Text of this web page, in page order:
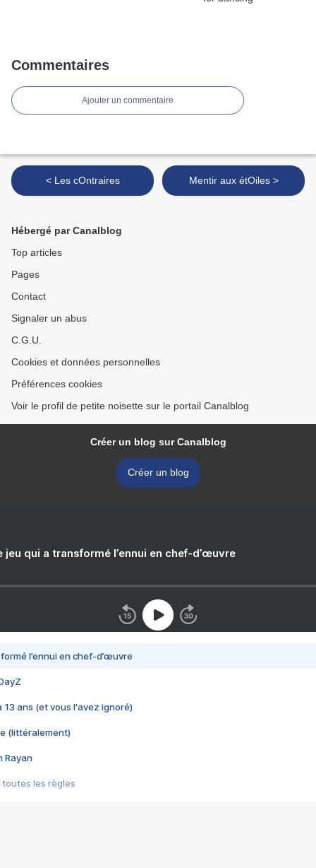
Commentaires
Ajouter un commentaire
< Les cOntraires Mentir aux étOiles >
Hébergé par Canalblog
Top articles
Pages
Contact
Signaler un abus
C.G.U.
Cookies et données personnelles
Préférences cookies
Voir le profil de petite noisette sur le portail Canalblog
Créer un blog sur Canalblog
Créer un blog
jeu qui a transformé l’ennui en chef-d’œuvre
l’ennui en chef-d’œuvre
13 ans (et vous l'avez ignoré)
(littéralement)
Rayan
toutes les règles